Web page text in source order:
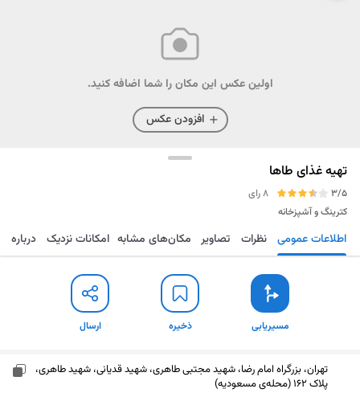
اولین عکس این مکان را شما اضافه کنید.
افزودن عکس
تهیه غذای طاها
3/5
8 رای
کترینگ و آشپزخانه
مسیریابی ذخیره ارسال اطلاعات عمومی نظرات تصاویر مکان‌های مشابه امکانات نزدیک درباره
مسیریابی ذخیره ارسال
تهران، بزرگراه امام رضا، شهید مجتبی طاهری، شهید قدیانی، شهید طاهری،
پلاک 162 (محله‌ی مسعودیه)